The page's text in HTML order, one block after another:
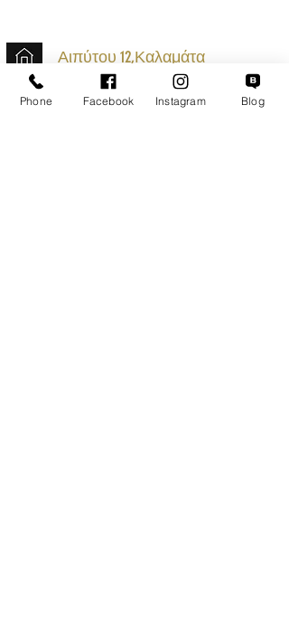
Αιπύτου 12,Καλαμάτα
+30 2721020701
Phone Facebook Instagram Blog